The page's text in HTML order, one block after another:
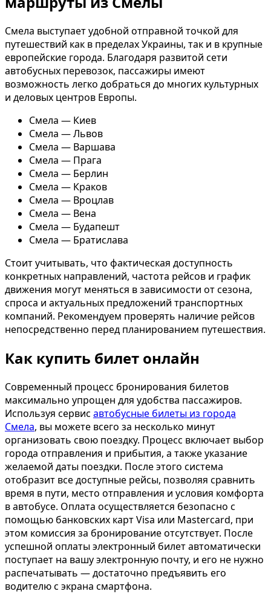
Смела выступает удобной отправной точкой для
путешествий как в пределах Украины, так и в крупные
европейские города. Благодаря развитой сети
автобусных перевозок, пассажиры имеют
возможность легко добраться до многих культурных
и деловых центров Европы.
Смела — Киев
Смела — Львов
Смела — Варшава
Смела — Прага
Смела — Берлин
Смела — Краков
Смела — Вроцлав
Смела — Вена
Смела — Будапешт
Смела — Братислава
Стоит учитывать, что фактическая доступность
конкретных направлений, частота рейсов и график
движения могут меняться в зависимости от сезона,
спроса и актуальных предложений транспортных
компаний. Рекомендуем проверять наличие рейсов
непосредственно перед планированием путешествия.
Как купить билет онлайн
Современный процесс бронирования билетов
максимально упрощен для удобства пассажиров.
Используя сервис автобусные билеты из города
Смела, вы можете всего за несколько минут
организовать свою поездку. Процесс включает выбор
города отправления и прибытия, а также указание
желаемой даты поездки. После этого система
отобразит все доступные рейсы, позволяя сравнить
время в пути, место отправления и условия комфорта
в автобусе. Оплата осуществляется безопасно с
помощью банковских карт Visa или Mastercard, при
этом комиссия за бронирование отсутствует. После
успешной оплаты электронный билет автоматически
поступает на вашу электронную почту, и его не нужно
распечатывать — достаточно предъявить его
водителю с экрана смартфона.